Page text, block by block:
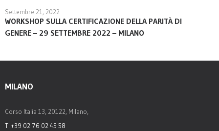
Settembre 21, 2022
WORKSHOP SULLA CERTIFICAZIONE DELLA PARITÀ DI
GENERE – 29 SETTEMBRE 2022 – MILANO
MILANO
Corso Italia 13, 20122, Milano,
T. +39 02 76 02 45 58